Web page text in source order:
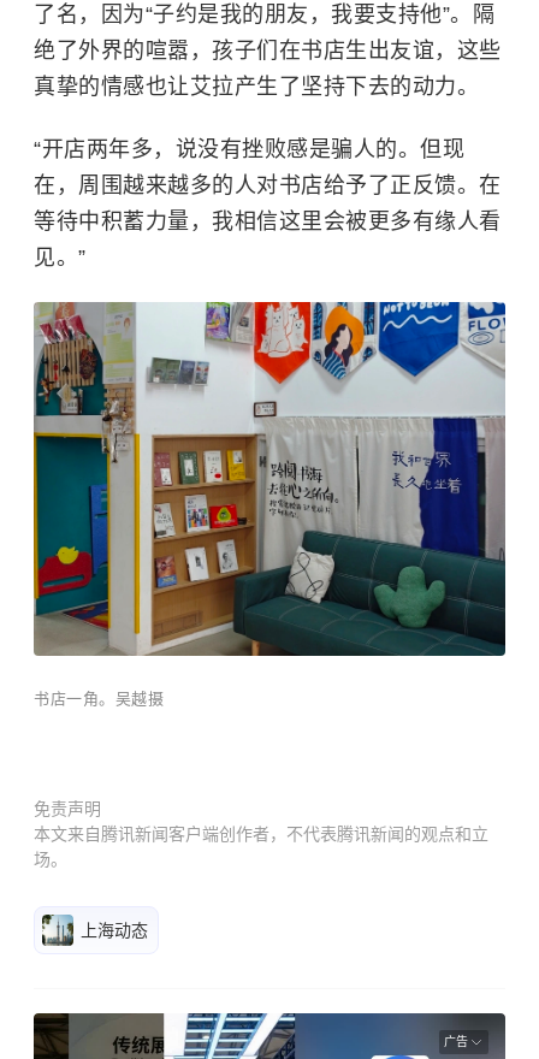
了名，因为“子约是我的朋友，我要支持他”。隔
绝了外界的喧嚣，孩子们在书店生出友谊，这些
真挚的情感也让艾拉产生了坚持下去的动力。
“开店两年多，说没有挫败感是骗人的。但现
在，周围越来越多的人对书店给予了正反馈。在
等待中积蓄力量，我相信这里会被更多有缘人看
见。”
书店一角。吴越摄
免责声明
本文来自腾讯新闻客户端创作者，不代表腾讯新闻的观点和立
场。
上海动态
广告